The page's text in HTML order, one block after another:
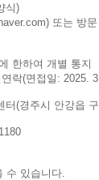
식)
또는 방
한하여 개별 통지
락(면접일: 2025.
(경주시 안강읍
수 있습니다.